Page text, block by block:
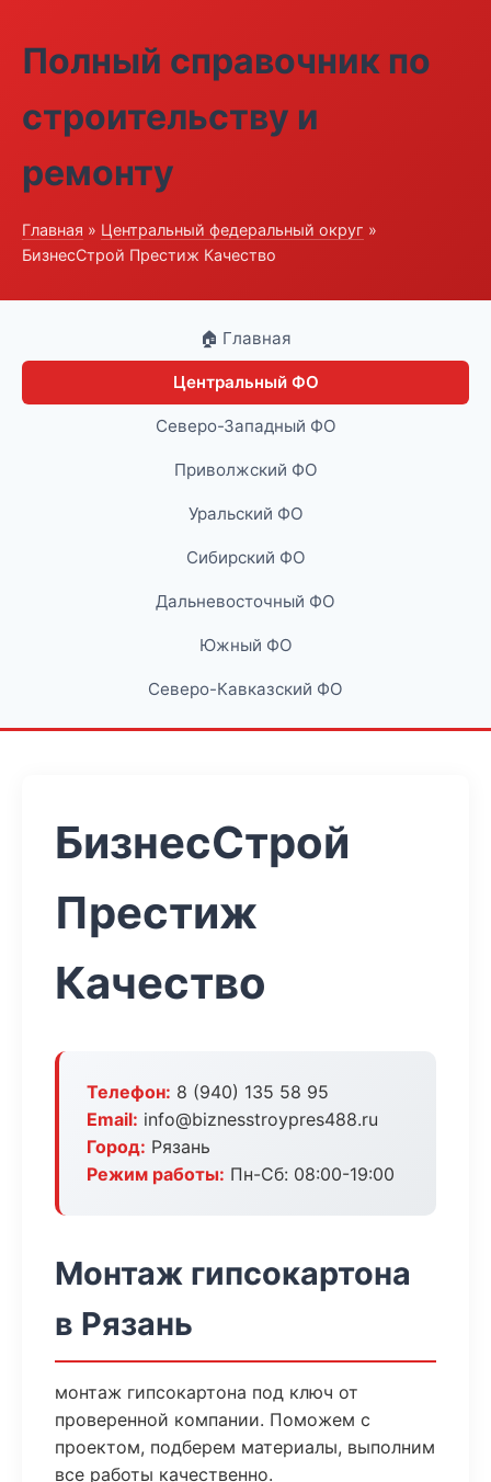
Полный справочник по
строительству и
ремонту
Главная » Центральный федеральный округ »
БизнесСтрой Престиж Качество
🏠 Главная
Центральный ФО
Северо-Западный ФО
Приволжский ФО
Уральский ФО
Сибирский ФО
Дальневосточный ФО
Южный ФО
Северо-Кавказский ФО
БизнесСтрой
Престиж
Качество
Телефон: 8 (940) 135 58 95
Email: info@biznesstroypres488.ru
Город: Рязань
Режим работы: Пн-Сб: 08:00-19:00
Монтаж гипсокартона
в Рязань
монтаж гипсокартона под ключ от
проверенной компании. Поможем с
проектом, подберем материалы, выполним
все работы качественно.